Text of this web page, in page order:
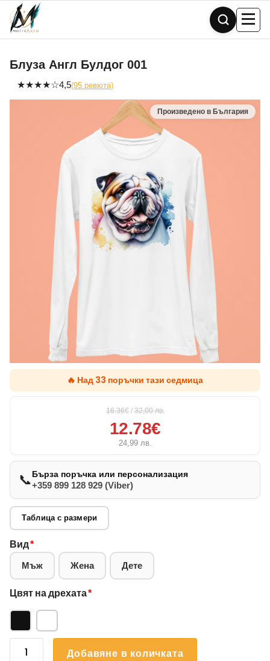
Skip
content
Блуза Англ Булдог 001
★★★★☆4,5(95 ревюта)
🔥 Над 33 поръчки тази седмица
16.36€ / 32,00лв.
12.78€
24,99 лв.
📞Бърза поръчка или персонализация
+359 899 128 929 (Viber)
Таблица с размери
Вид*
Мъж Жена Дете
Цвят на дрехата*
количество
Добавяне в количката